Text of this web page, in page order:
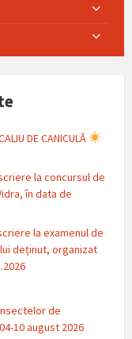
DE CANICULĂ
la concursul de
în data de
la examenul de
deținut, organizat
de
10 august 2026